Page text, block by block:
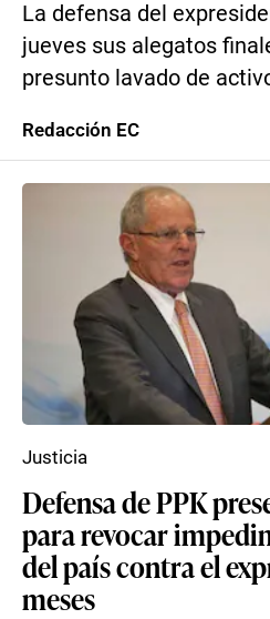
La defensa del
jueves sus alegatos
presunto lavado de
Redacción EC
Defensa de PPK
para revocar
del país contra el
meses
Justicia